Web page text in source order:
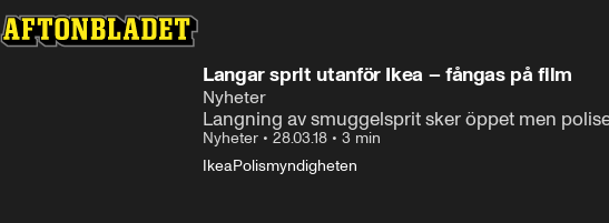
Langar sprit utanför Ikea – fångas på film
Nyheter
Langning av smuggelsprit sker öppet men
Nyheter • 28.03.18 • 3 min
IkeaPolismyndigheten